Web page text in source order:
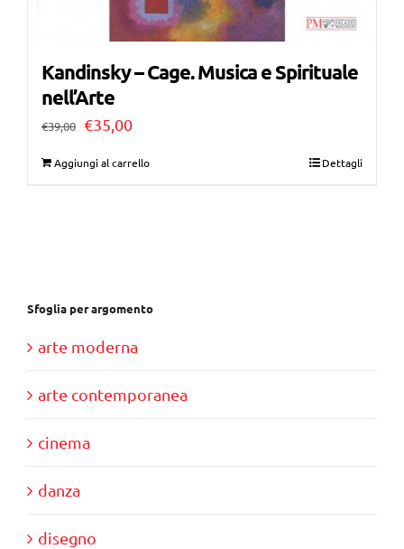
Kandinsky – Cage. Musica e Spirituale
nell’Arte
€39,00 Il
€35,00Il
Aggiungi al carrello Dettagli
Sfoglia per argomento
arte moderna
arte contemporanea
cinema
danza
disegno